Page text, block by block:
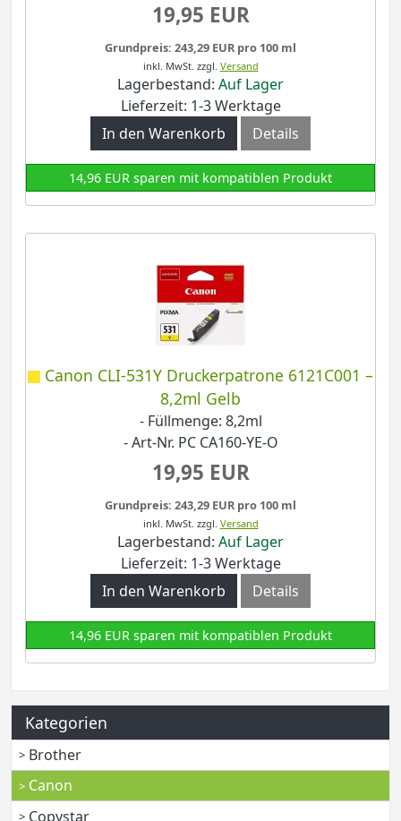
19,95 EUR
Grundpreis: 243,29 EUR pro 100 ml
inkl. MwSt. zzgl. Versand
Lagerbestand: Auf Lager
Lieferzeit: 1-3 Werktage
In den Warenkorb
Details
14,96 EUR sparen mit kompatiblen Produkt
Canon CLI-531Y Druckerpatrone 6121C001 –
8,2ml Gelb
- Füllmenge: 8,2ml
- Art-Nr. PC CA160-YE-O
19,95 EUR
Grundpreis: 243,29 EUR pro 100 ml
inkl. MwSt. zzgl. Versand
Lagerbestand: Auf Lager
Lieferzeit: 1-3 Werktage
In den Warenkorb
Details
14,96 EUR sparen mit kompatiblen Produkt
Kategorien
Brother
Canon
Copystar